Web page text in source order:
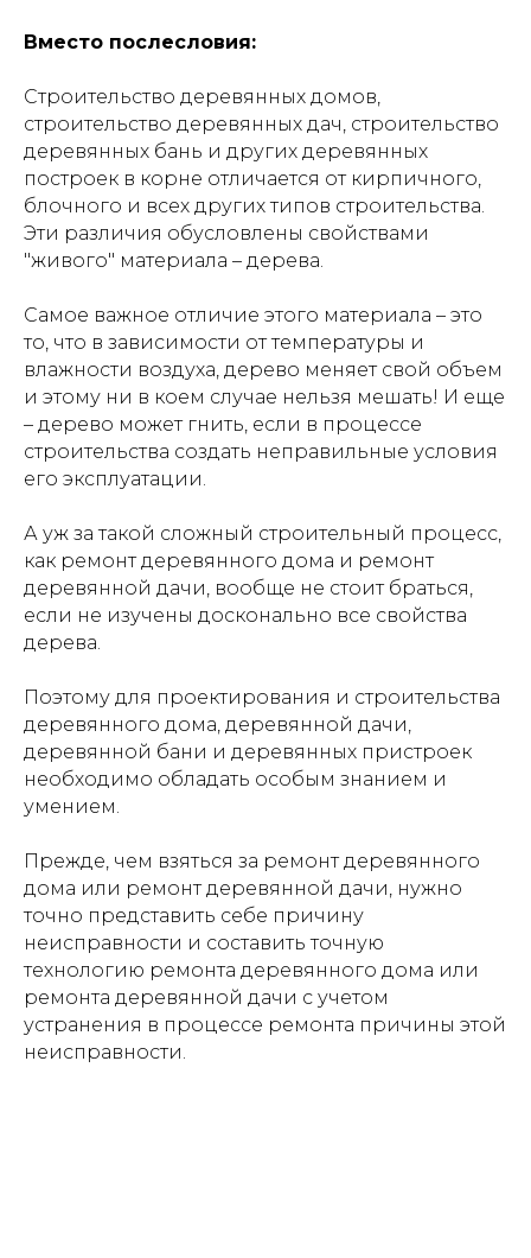
Вместо послесловия:
Строительство деревянных домов,
строительство деревянных дач, строительство
деревянных бань и других деревянных
построек в корне отличается от кирпичного,
блочного и всех других типов строительства.
Эти различия обусловлены свойствами
"живого" материала – дерева.
Самое важное отличие этого материала – это
то, что в зависимости от температуры и
влажности воздуха, дерево меняет свой объем
и этому ни в коем случае нельзя мешать! И еще
– дерево может гнить, если в процессе
строительства создать неправильные условия
его эксплуатации.
А уж за такой сложный строительный процесс,
как ремонт деревянного дома и ремонт
деревянной дачи, вообще не стоит браться,
если не изучены досконально все свойства
дерева.
Поэтому для проектирования и строительства
деревянного дома, деревянной дачи,
деревянной бани и деревянных пристроек
необходимо обладать особым знанием и
умением.
Прежде, чем взяться за ремонт деревянного
дома или ремонт деревянной дачи, нужно
точно представить себе причину
неисправности и составить точную
технологию ремонта деревянного дома или
ремонта деревянной дачи с учетом
устранения в процессе ремонта причины этой
неисправности.